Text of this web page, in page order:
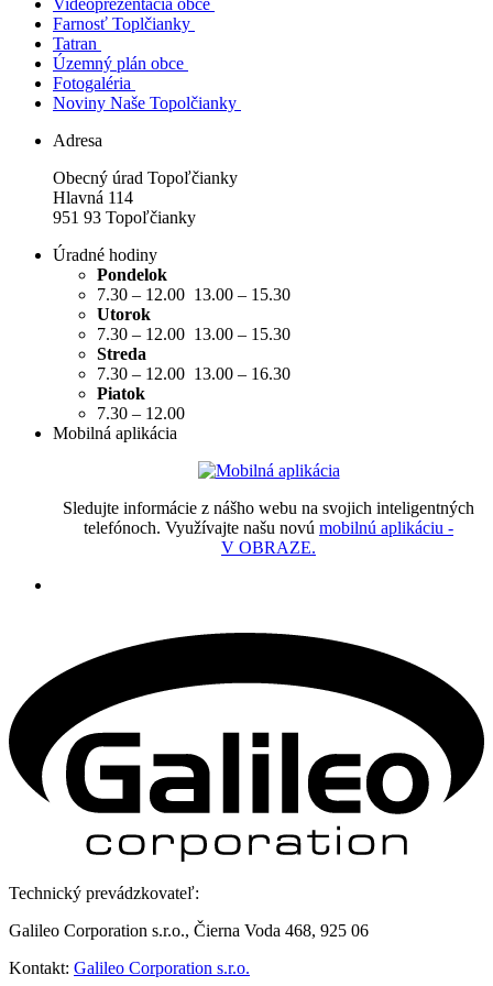
Videoprezentácia obce
Farnosť Toplčianky
Tatran
Územný plán obce
Fotogaléria
Noviny Naše Topolčianky
Adresa
Obecný úrad Topoľčianky
Hlavná 114
951 93 Topoľčianky
Úradné hodiny
Pondelok
7.30 – 12.00 13.00 – 15.30
Utorok
7.30 – 12.00 13.00 – 15.30
Streda
7.30 – 12.00 13.00 – 16.30
Piatok
7.30 – 12.00
Mobilná aplikácia
Sledujte informácie z nášho webu na svojich inteligentných
telefónoch. Využívajte našu novú mobilnú aplikáciu -
V OBRAZE.
Technický prevádzkovateľ:
Galileo Corporation s.r.o., Čierna Voda 468, 925 06
Kontakt: Galileo Corporation s.r.o.